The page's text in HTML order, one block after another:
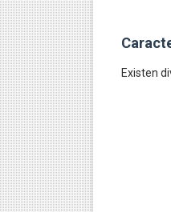
Existen